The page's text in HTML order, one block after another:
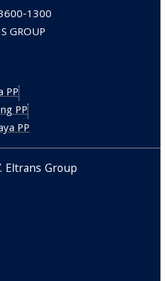
1300
GROUP
PP
PP
PP
Eltrans Group